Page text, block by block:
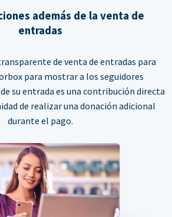
además de la venta de
entradas
de venta de entradas para
para mostrar a los seguidores
su entrada es una contribución directa
de realizar una donación adicional
durante el pago.